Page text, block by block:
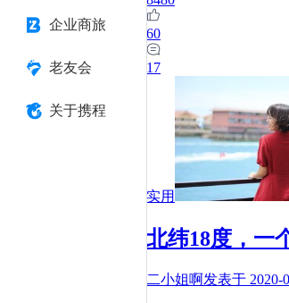
企业商旅
老友会
关于携程
60
17
实用
北纬18度，一
二小姐啊发表于 2020-